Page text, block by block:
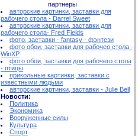
партнеры
авторские картинки, заставки для
рабочего стола - Darrel Sweet
авторские картинки, заставки для
рабочего стола- Fred Fields
фото, заставки - fantasy - фэнтези
фото обои, заставки для рабочео стола -
WinXP
фото обои, заставки для рабочего стола
- птицы
прикольные картинки, заставки с
известными людьми
авторские картинки, заставки - Julie Bell
Новости:
Политика
Экономика
Вооруженные силы
Культура
Спорт